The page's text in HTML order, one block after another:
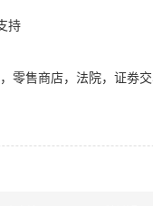
持
零售商店，法院，证劵